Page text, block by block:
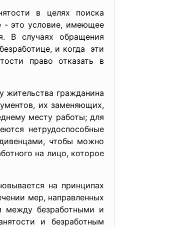
в целях поиска
- это условие, имеющее
В случаях обращения
и когда эти
право отказать в
гражданина
их заменяющих,
месту работы; для
нетрудоспособные
чтобы можно
на лицо, которое
на принципах
мер, направленных
между безработными и
и безработным